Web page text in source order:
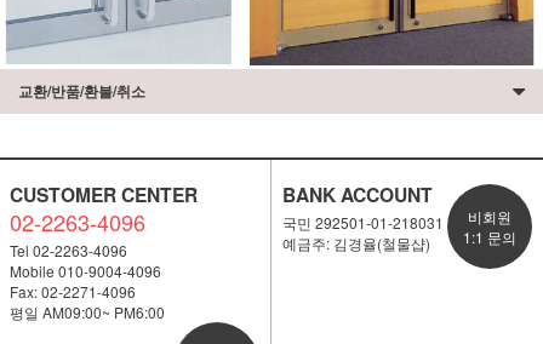
교환/반품/환불/취소
CUSTOMER CENTER
02-2263-4096
Tel 02-2263-4096
Mobile 010-9004-4096
Fax: 02-2271-4096
평일 AM09:00~ PM6:00
BANK ACCOUNT
국민 292501-01-218031
예금주: 김경율(철물샵)
비회원
1:1 문의